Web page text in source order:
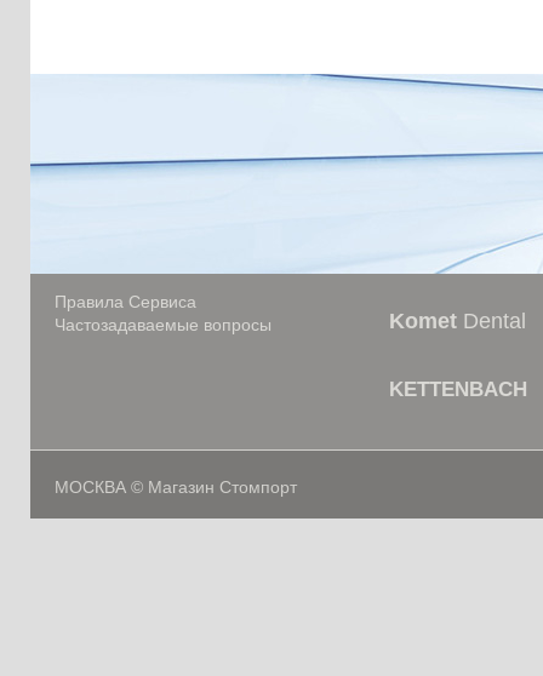
Правила Сервиса
Частозадаваемые вопросы
Komet Dental
KETTENBACH
МОСКВА © Магазин Стомпорт